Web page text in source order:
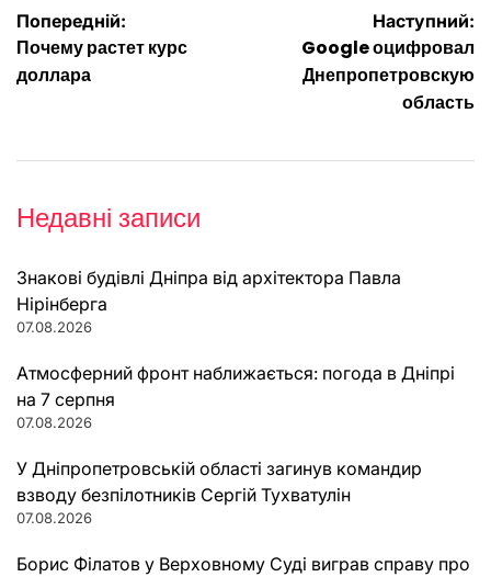
Навігація
записів
Попередній:
Почему растет курс
доллара
Наступний:
Google оцифровал
Днепропетровскую
область
Недавні записи
Знакові будівлі Дніпра від архітектора Павла
Нірінберга
07.08.2026
Атмосферний фронт наближається: погода в Дніпрі
на 7 серпня
07.08.2026
У Дніпропетровській області загинув командир
взводу безпілотників Сергій Тухватулін
07.08.2026
Борис Філатов у Верховному Суді виграв справу про